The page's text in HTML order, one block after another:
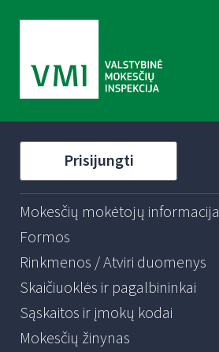
Prisijungti
Mokesčių mokėtojų informacija
Formos
Rinkmenos / Atviri duomenys
Skaičiuoklės ir pagalbininkai
Sąskaitos ir įmokų kodai
Mokesčių žinynas